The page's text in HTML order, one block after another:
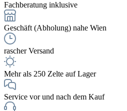
Fachberatung inklusive
Geschäft (Abholung) nahe Wien
rascher Versand
Mehr als 250 Zelte auf Lager
Service vor und nach dem Kauf